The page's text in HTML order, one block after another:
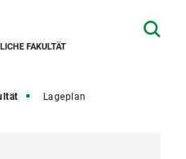
FAKULTÄT
Lageplan